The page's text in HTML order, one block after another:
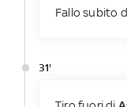
Fallo subito
31'